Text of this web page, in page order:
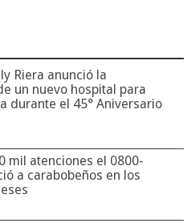
Riera anunció la
un nuevo hospital para
durante el 45° Aniversario
mil atenciones el 0800-
a carabobeños en los